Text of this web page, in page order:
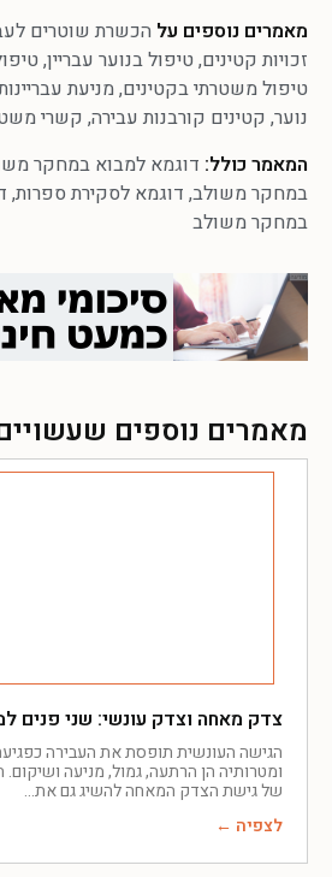
מאמרים נוספים על הכשרת שוטרים
זכויות קטינים, טיפול בנוער עבריין,
טיפול משטרתי בקטינים,מניעת
נוער, קטינים קורבנות עבירה, קשרי
המאמר כולל: דוגמא למבוא במחקר
במחקר משולב, דוגמא לסקירת ספרות,
במחקר משולב
מאמרים נוספים
צדק מאחה וצדק עונשי: שני פנים
הגישה העונשית תופסת את העבירה
ומטרותיה הן הרתעה, גמול, מניעה
של גישת הצדק המאחה להשיג גם את
לצפיה ←